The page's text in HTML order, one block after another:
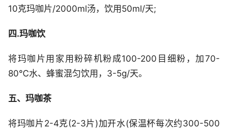
10克玛咖片/2000ml汤，饮用50ml/天;
四.玛咖饮
将玛咖片用家用粉碎机粉成100-200目细粉，加70-
80℃水、蜂蜜混匀饮用，3-5g/天。
五、玛咖茶
将玛咖片2-4克(2-3片)加开水(保温杯每次约300-500